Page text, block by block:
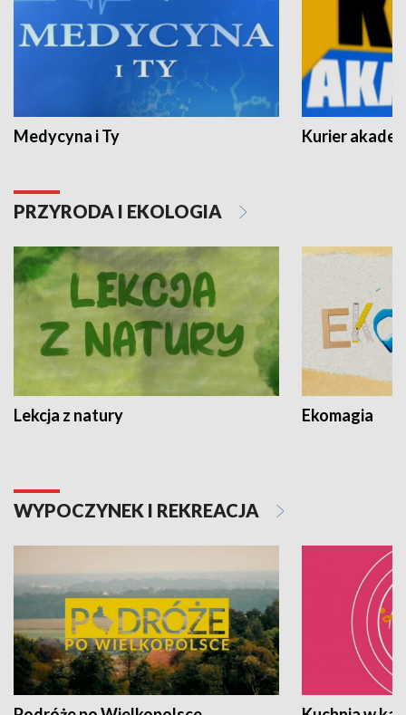
Medycyna i Ty Kurier
PRZYRODA I EKOLOGIA
Lekcja z natury Ekomagia
WYPOCZYNEK I REKREACJA